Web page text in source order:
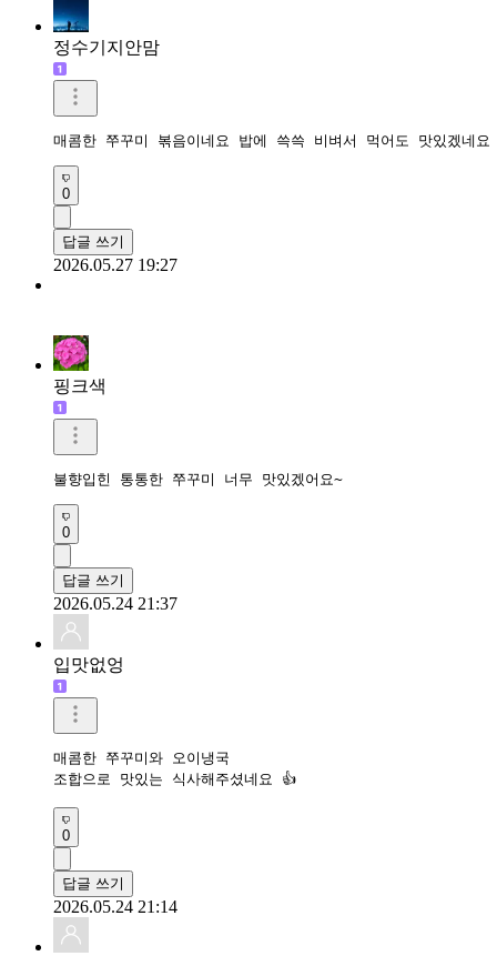
정수기지안맘
매콤한 쭈꾸미 볶음이네요 밥에 쓱쓱 비벼서 먹어도 맛있겠네
0
답글 쓰기
2026.05.27 19:27
핑크색
0
답글 쓰기
2026.05.24 21:37
입맛없엉
매콤한 쭈꾸미와 오이냉국
조합으로 맛있는 식사해주셨네요 👍
0
답글 쓰기
2026.05.24 21:14